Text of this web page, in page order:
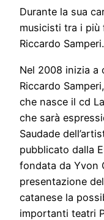
Durante la sua
musicisti tra i
Riccardo Samperi.
Nel 2008 inizia a
Riccardo
che nasce il cd
che sarà
Saudade
pubblicato dalla
fondata da Yvon
presentazione
catanese la
importanti teatri